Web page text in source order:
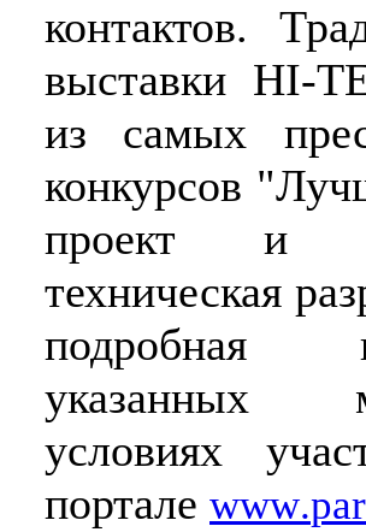
контактов.
выставки HI-
из самых
конкурсов
проект и
техническая
подробная
указанных
условиях
портале www.